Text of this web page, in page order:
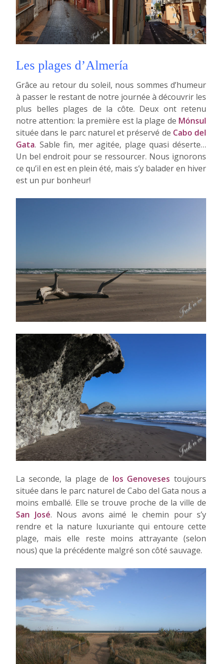
Les plages d’Almería
Grâce au retour du soleil, nous sommes d’humeur
à passer le restant de notre journée à découvrir les
plus belles plages de la côte. Deux ont retenu
notre attention: la première est la plage de Mónsul
située dans le parc naturel et préservé de Cabo del
Gata. Sable fin, mer agitée, plage quasi déserte…
Un bel endroit pour se ressourcer. Nous ignorons
ce qu’il en est en plein été, mais s’y balader en hiver
est un pur bonheur!
La seconde, la plage de los Genoveses toujours
située dans le parc naturel de Cabo del Gata nous a
moins emballé. Elle se trouve proche de la ville de
San José. Nous avons aimé le chemin pour s’y
rendre et la nature luxuriante qui entoure cette
plage, mais elle reste moins attrayante (selon
nous) que la précédente malgré son côté sauvage.